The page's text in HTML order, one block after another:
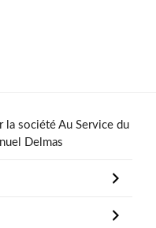
la société Au Service du
Delmas